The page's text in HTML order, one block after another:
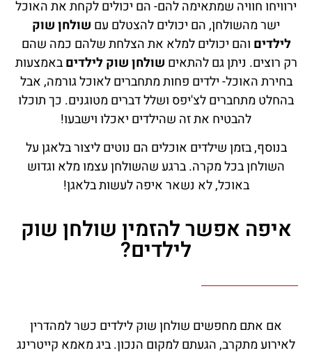
ירוויחו חוויה שמתאימה להם- הם יכולים לקחת את האוכל
ישר מהשולחן, הם יכולים להצטלם עם שולחן שוק
לילדים והם יכולים למלא את הצלחת שלהם כמה שהם
רק רוצים. ניתן גם להתאים שולחן שוק לילדיםבאמצעות
בחירת האוכל- ילדים פחות מתחברים לאוכל גורמה, אבל
בהחלט מתחברים לצ'יפס ושלל דברים מטוגנים. כך תוכלו
להבטיח את זה שהילדים יאכלו וישבעו!
בנוסף, בזמן שילדים אוכלים הם נוטים ליצור בלאגן על
השולחן בכל מקרה. ברגע שהשולחן עצמו מלא וגדוש
באוכל, לא נשאר איפה לעשות בלאגן!
איפה אפשר להזמין שולחן שוק
לילדים?
אם אתם מחפשים שולחן שוק לילדים כשר למהדרין
לאירוע מתקרב, הגעתם למקום הנכון. ביג מאמא קייטרינג